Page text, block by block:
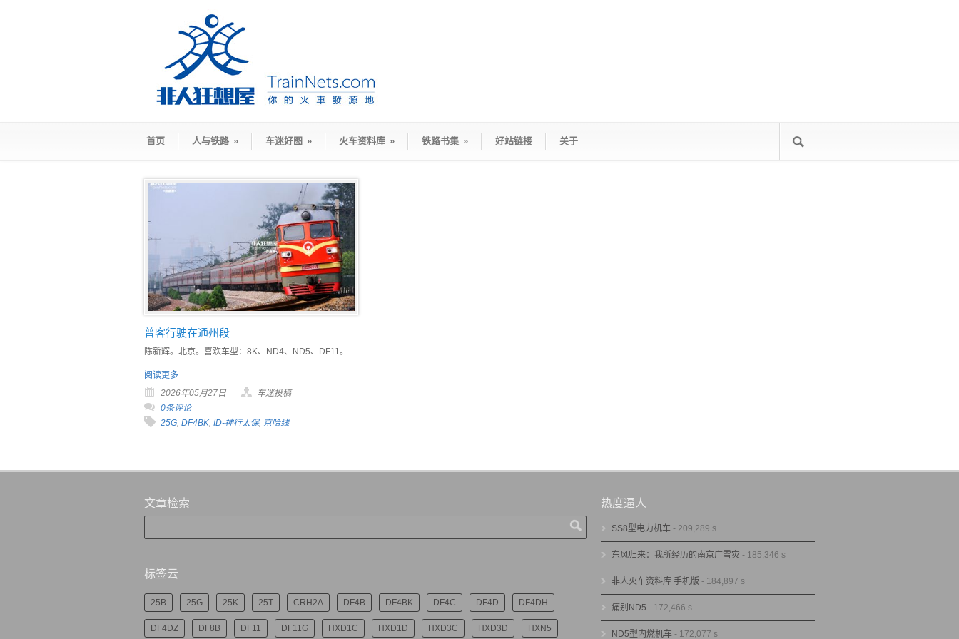
首页 人与铁路 » 车迷好图 » 火车资料库 » 铁路书集 » 好站链接 关于
普客行驶在通州段
陈新辉。北京。喜欢车型：8K、ND4、ND5、DF11。
阅读更多
2026年05月27日
车迷投稿
0条评论
25G, DF4BK, ID-神行太保, 京哈线
文章检索
标签云
25B 25G 25K 25T CRH2A DF4B DF4BK DF4C DF4D DF4DH
DF4DZ DF8B DF11 DF11G HXD1C HXD1D HXD3C HXD3D HXN5
热度逼人
SS8型电力机车 - 209,289 s
东风归来：我所经历的南京广雪灾 - 185,346 s
非人火车资料库 手机版 - 184,897 s
痛别ND5 - 172,466 s
ND5型内燃机车 - 172,077 s